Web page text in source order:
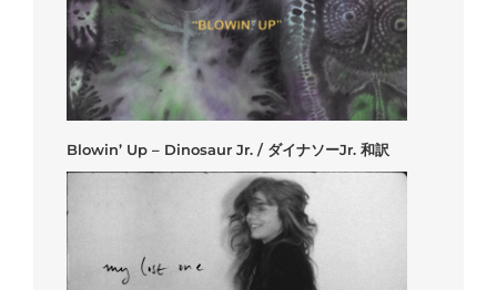
Blowin’ Up – Dinosaur Jr. / ダイナソーJr. 和訳